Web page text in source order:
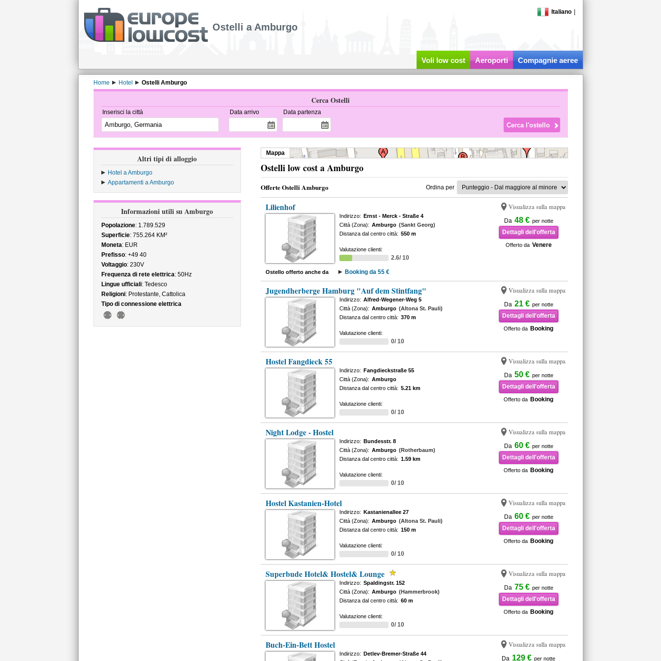
Italiano
Ostelli a Amburgo
Voli low cost Aeroporti Compagnie aeree
Home Hotel Ostelli Amburgo
Cerca Ostelli
Inserisci la città Data arrivo Data partenza
Altri tipi di alloggio
Hotel a Amburgo
Appartamenti a Amburgo
Informazioni utili su Amburgo
Popolazione: 1.789.529
Superficie: 755.264 KM²
Moneta: EUR
Prefisso: +49 40
Voltaggio: 230V
Frequenza di rete elettrica: 50Hz
Lingue ufficiali: Tedesco
Religioni: Protestante, Cattolica
Tipo di connessione elettrica
Mappa
Ostelli low cost a Amburgo
Offerte Ostelli Amburgo Ordina per
Lilienhof Visualizza sulla mappa
Da 48 € per notte
Dettagli dell'offerta
Offerto da Venere
Indirizzo: Ernst - Merck - Straße 4
Città (Zona): Amburgo (Sankt Georg)
Distanza dal centro città: 550 m
Valutazione clienti:
2.6/ 10
Ostello offerto anche da Booking da 55 €
Jugendherberge Hamburg "Auf dem Stintfang" Visualizza sulla mappa
Da 21 € per notte
Dettagli dell'offerta
Offerto da Booking
Indirizzo: Alfred-Wegener-Weg 5
Città (Zona): Amburgo (Altona St. Pauli)
Distanza dal centro città: 370 m
Valutazione clienti:
0/ 10
Hostel Fangdieck 55 Visualizza sulla mappa
Da 50 € per notte
Dettagli dell'offerta
Offerto da Booking
Indirizzo: Fangdieckstraße 55
Città (Zona): Amburgo
Distanza dal centro città: 5.21 km
Valutazione clienti:
0/ 10
Night Lodge - Hostel Visualizza sulla mappa
Da 60 € per notte
Dettagli dell'offerta
Offerto da Booking
Indirizzo: Bundesstr. 8
Città (Zona): Amburgo (Rotherbaum)
Distanza dal centro città: 1.59 km
Valutazione clienti:
0/ 10
Hostel Kastanien-Hotel Visualizza sulla mappa
Da 60 € per notte
Dettagli dell'offerta
Offerto da Booking
Indirizzo: Kastanienallee 27
Città (Zona): Amburgo (Altona St. Pauli)
Distanza dal centro città: 150 m
Valutazione clienti:
0/ 10
Superbude Hotel& Hostel& Lounge Visualizza sulla mappa
Da 75 € per notte
Dettagli dell'offerta
Offerto da Booking
Indirizzo: Spaldingstr. 152
Città (Zona): Amburgo (Hammerbrook)
Distanza dal centro città: 60 m
Valutazione clienti:
0/ 10
Buch-Ein-Bett Hostel Visualizza sulla mappa
Da 129 € per notte
Indirizzo: Detlev-Bremer-Straße 44